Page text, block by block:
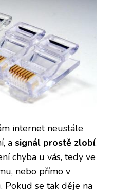
internet neustále
a signál prostě zlobí.
chyba u vás, tedy ve
nebo přímo v
Pokud se tak děje na